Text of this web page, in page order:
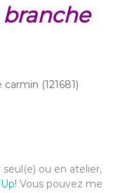
(121681)
ou en atelier,
Vous pouvez me